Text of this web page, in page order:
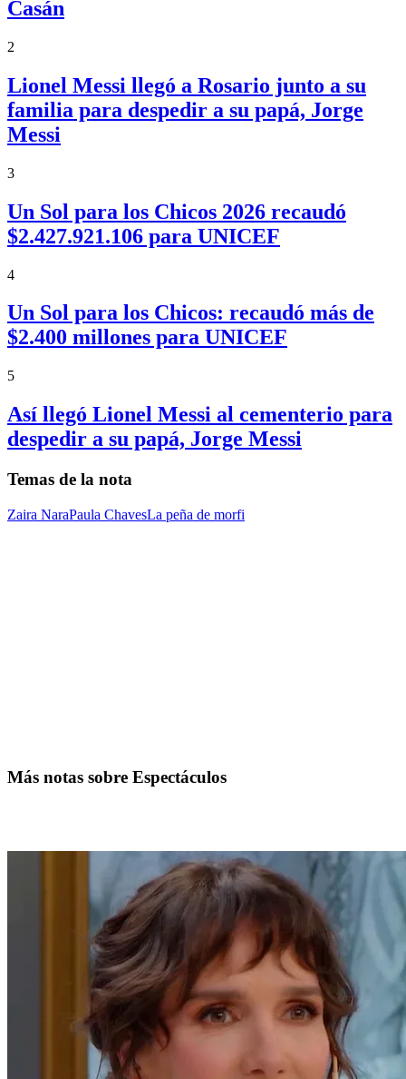
Casán
2
Lionel Messi llegó a Rosario junto a su
familia para despedir a su papá, Jorge
Messi
3
Un Sol para los Chicos 2026 recaudó
$2.427.921.106 para UNICEF
4
Un Sol para los Chicos: recaudó más de
$2.400 millones para UNICEF
5
Así llegó Lionel Messi al cementerio para
despedir a su papá, Jorge Messi
Temas de la nota
Zaira NaraPaula ChavesLa peña de morfi
Más notas sobre Espectáculos